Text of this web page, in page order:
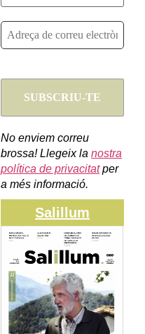
No enviem correu
brossa! Llegeix lanostra
política de privacitatper
a més informació.
Salillum